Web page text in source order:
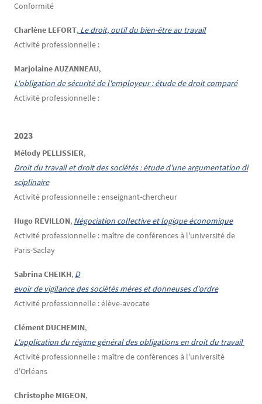
Conformité
Charlène LEFORT, Le droit, outil du bien-être au travail
Activité professionnelle :
Marjolaine AUZANNEAU,
L'obligation de sécurité de l'employeur : étude de droit comparé
Activité professionnelle :
2023
Mélody PELLISSIER,
Droit du travail et droit des sociétés : étude d'une argumentation di
sciplinaire
Activité professionnelle : enseignant-chercheur
Hugo REVILLON, Négociation collective et logique économique
Activité professionnelle : maître de conférences à l'université de
Paris-Saclay
Sabrina CHEIKH, D
evoir de vigilance des sociétés mères et donneuses d'ordre
Activité professionnelle : élève-avocate
Clément DUCHEMIN,
L'application du régime général des obligations en droit du travail
Activité professionnelle : maître de conférences à l'université
d'Orléans
Christophe MIGEON,